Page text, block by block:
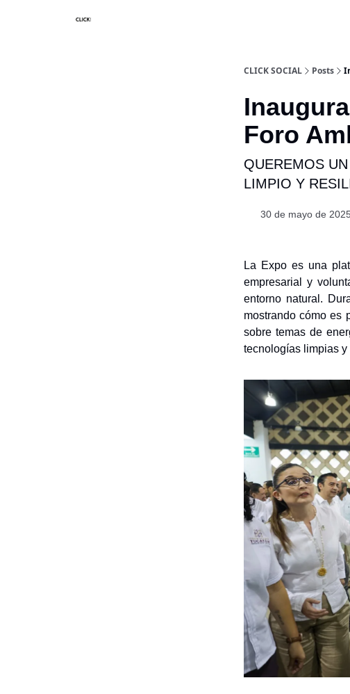
CLICK SOCIAL Posts
Foro
QUEREMOS
LIMPIO Y
30 de mayo de
La Expo es una
empresarial y
entorno natural.
mostrando cómo es
sobre temas de
tecnologías limpias